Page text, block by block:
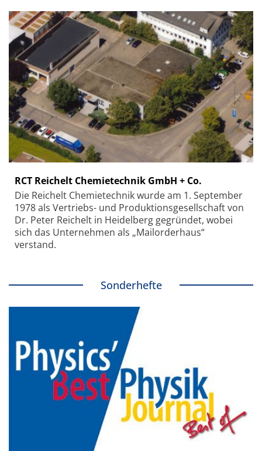
RCT Reichelt Chemietechnik GmbH + Co.
Die Reichelt Chemietechnik wurde am 1. September
1978 als Vertriebs- und Produktionsgesellschaft von
Dr. Peter Reichelt in Heidelberg gegründet, wobei
sich das Unternehmen als „Mailorderhaus“
verstand.
Sonderhefte